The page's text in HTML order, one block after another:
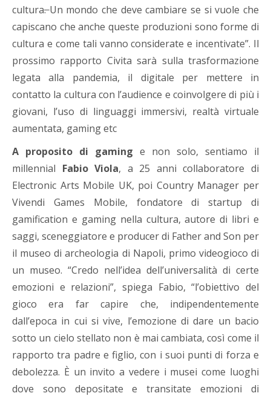
cultura.Un mondo che deve cambiare se si vuole che
capiscano che anche queste produzioni sono forme di
cultura e come tali vanno considerate e incentivate”. Il
prossimo rapporto Civita sarà sulla trasformazione
legata alla pandemia, il digitale per mettere in
contatto la cultura con l’audience e coinvolgere di più i
giovani, l’uso di linguaggi immersivi, realtà virtuale
aumentata, gaming etc
A proposito di gaming e non solo, sentiamo il
millennial Fabio Viola, a 25 anni collaboratore di
Electronic Arts Mobile UK, poi Country Manager per
Vivendi Games Mobile, fondatore di startup di
gamification e gaming nella cultura, autore di libri e
saggi, sceneggiatore e producer di Father and Son per
il museo di archeologia di Napoli, primo videogioco di
un museo. “Credo nell’idea dell’universalità di certe
emozioni e relazioni”, spiega Fabio, “l’obiettivo del
gioco era far capire che, indipendentemente
dall’epoca in cui si vive, l’emozione di dare un bacio
sotto un cielo stellato non è mai cambiata, così come il
rapporto tra padre e figlio, con i suoi punti di forza e
debolezza. È un invito a vedere i musei come luoghi
dove sono depositate e transitate emozioni di